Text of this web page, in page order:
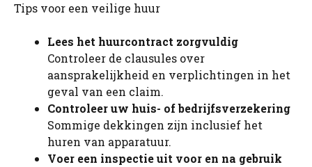
Tips voor een veilige huur
Lees het huurcontract zorgvuldig
Controleer de clausules over
aansprakelijkheid en verplichtingen in het
geval van een claim.
Controleer uw huis- of bedrijfsverzekering
Sommige dekkingen zijn inclusief het
huren van apparatuur.
Voer een inspectie uit voor en na gebruik